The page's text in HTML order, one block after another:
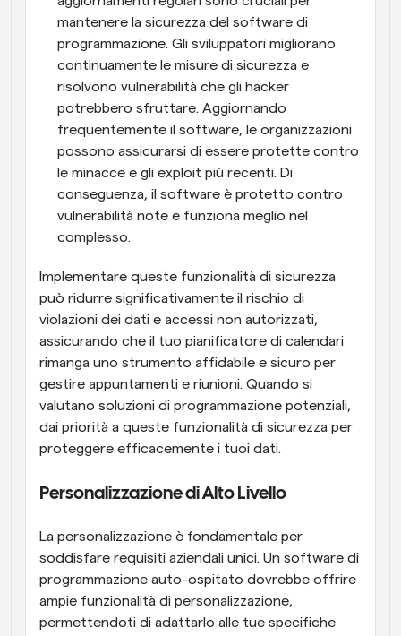
mantenere la sicurezza del software di
programmazione. Gli sviluppatori migliorano
continuamente le misure di sicurezza e
risolvono vulnerabilità che gli hacker
potrebbero sfruttare. Aggiornando
frequentemente il software, le organizzazioni
possono assicurarsi di essere protette contro
le minacce e gli exploit più recenti. Di
conseguenza, il software è protetto contro
vulnerabilità note e funziona meglio nel
complesso.
Implementare queste funzionalità di sicurezza
può ridurre significativamente il rischio di
violazioni dei dati e accessi non autorizzati,
assicurando che il tuo pianificatore di calendari
rimanga uno strumento affidabile e sicuro per
gestire appuntamenti e riunioni. Quando si
valutano soluzioni di programmazione potenziali,
dai priorità a queste funzionalità di sicurezza per
proteggere efficacemente i tuoi dati.
Personalizzazione di Alto Livello
La personalizzazione è fondamentale per
soddisfare requisiti aziendali unici. Un software di
programmazione auto-ospitato dovrebbe offrire
ampie funzionalità di personalizzazione,
permettendoti di adattarlo alle tue specifiche